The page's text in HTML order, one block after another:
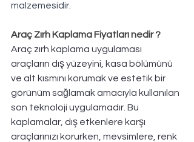
malzemesidir.
Araç Zırh Kaplama Fiyatları nedir ?
Araç zırh kaplama uygulaması
araçların dış yüzeyini, kasa bölümünü
ve alt kısmını korumak ve estetik bir
görünüm sağlamak amacıyla kullanılan
son teknoloji uygulamadır. Bu
kaplamalar, dış etkenlere karşı
araçlarınızı korurken, mevsimlere, renk